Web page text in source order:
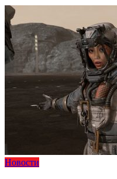
Новости